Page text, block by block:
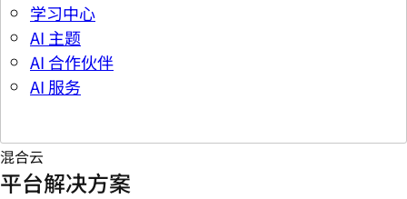
学习中心
AI 主题
AI 合作伙伴
AI 服务
混合云
平台解决方案